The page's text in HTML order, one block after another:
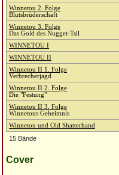
Winnetou 2. Folge
Blutsbrüderschaft
Winnetou 3. Folge
Das Gold des Nugget-Tsil
WINNETOU I
WINNETOU II
Winnetou II 1. Folge
Verbrecherjagd
Winnetou II 2. Folge
Die "Festung"
Winnetou II 3. Folge
Winnetous Geheimnis
Winnetou und Old Shatterhand
15 Bände
Cover